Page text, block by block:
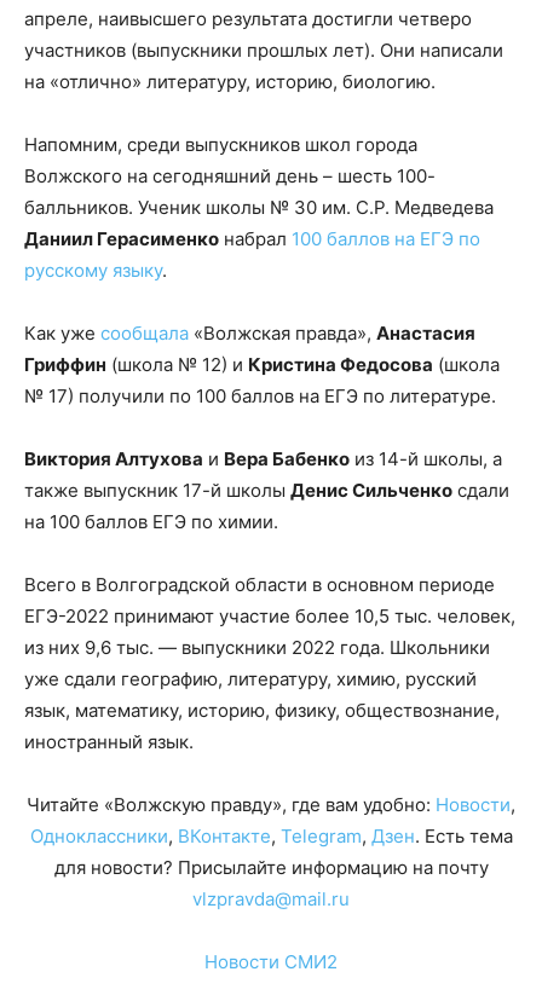
апреле, наивысшего результата достигли четверо
участников (выпускники прошлых лет). Они написали
на «отлично» литературу, историю, биологию.
Напомним, среди выпускников школ города
Волжского на сегодняшний день – шесть 100-
балльников. Ученик школы № 30 им. С.Р. Медведева
Даниил Герасименко набрал 100 баллов на ЕГЭ по
русскому языку.
Как уже сообщала «Волжская правда», Анастасия
Гриффин (школа № 12) и Кристина Федосова (школа
№ 17) получили по 100 баллов на ЕГЭ по литературе.
Виктория Алтухова и Вера Бабенко из 14-й школы, а
также выпускник 17-й школы Денис Сильченко сдали
на 100 баллов ЕГЭ по химии.
Всего в Волгоградской области в основном периоде
ЕГЭ-2022 принимают участие более 10,5 тыс. человек,
из них 9,6 тыс. — выпускники 2022 года. Школьники
уже сдали географию, литературу, химию, русский
язык, математику, историю, физику, обществознание,
иностранный язык.
Читайте «Волжскую правду», где вам удобно: Новости,
Одноклассники, ВКонтакте, Telegram, Дзен. Есть тема
для новости? Присылайте информацию на почту
vlzpravda@mail.ru
Новости СМИ2